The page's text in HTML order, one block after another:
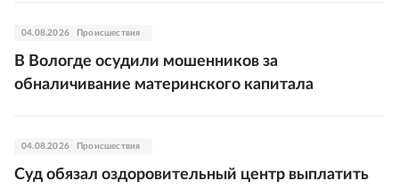
04.08.2026 Происшествия
В Вологде осудили мошенников за
обналичивание материнского капитала
04.08.2026 Происшествия
Суд обязал оздоровительный центр выплатить